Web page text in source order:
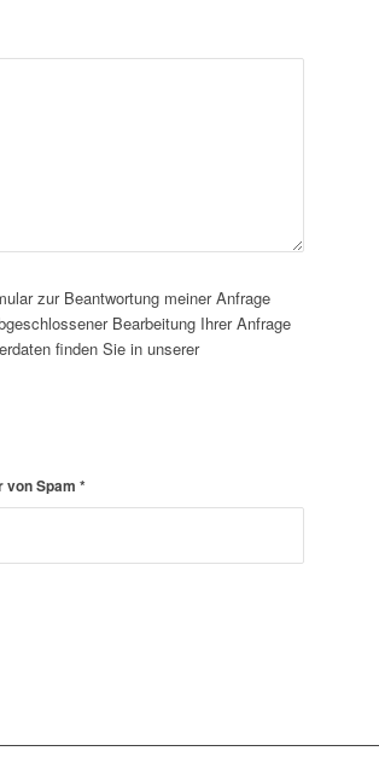
zur Beantwortung meiner Anfrage
Bearbeitung Ihrer Anfrage
finden Sie in unserer
von Spam *